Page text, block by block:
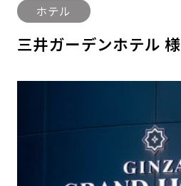
ホテル
三井ガーデンホテル 様